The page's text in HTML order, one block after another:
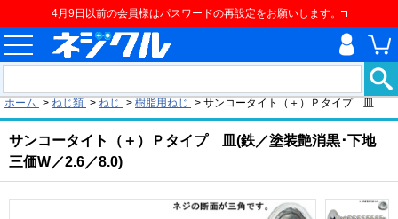
4月9日以前の会員様はパスワードの再設定をお願いします。
ホーム > ねじ類 > ねじ > 樹脂用ねじ > サンコータイト（＋）Ｐタイプ 皿
サンコータイト（＋）Ｐタイプ 皿(鉄／塗装艶消黒･下地
三価W／2.6／8.0)